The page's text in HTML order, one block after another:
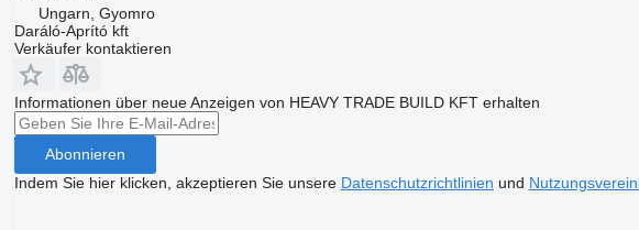
Ungarn, Gyomro
Daráló-Aprító kft
Verkäufer kontaktieren
Informationen über neue Anzeigen von HEAVY TRADE BUILD KFT erhalten
Abonnieren
Indem Sie hier klicken, akzeptieren Sie unsere Datenschutzrichtlinien und